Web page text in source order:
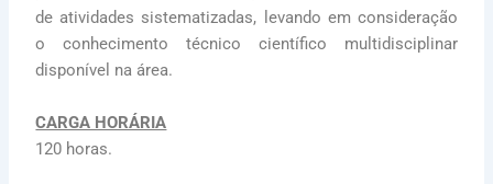
de atividades sistematizadas, levando em consideração
o conhecimento técnico científico multidisciplinar
disponível na área.
CARGA HORÁRIA
120 horas.